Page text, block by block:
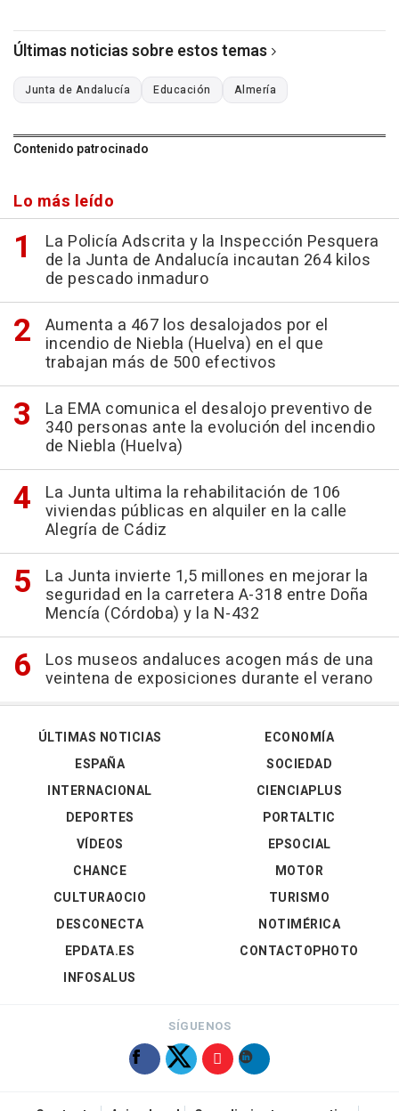
Últimas noticias sobre estos temas
Junta de Andalucía Educación Almería
Contenido patrocinado
Lo más leído
La Policía Adscrita y la Inspección Pesquera
de la Junta de Andalucía incautan 264 kilos
de pescado inmaduro
Aumenta a 467 los desalojados por el
incendio de Niebla (Huelva) en el que
trabajan más de 500 efectivos
La EMA comunica el desalojo preventivo de
340 personas ante la evolución del incendio
de Niebla (Huelva)
La Junta ultima la rehabilitación de 106
viviendas públicas en alquiler en la calle
Alegría de Cádiz
La Junta invierte 1,5 millones en mejorar la
seguridad en la carretera A-318 entre Doña
Mencía (Córdoba) y la N-432
Los museos andaluces acogen más de una
veintena de exposiciones durante el verano
ÚLTIMAS NOTICIAS
ESPAÑA
INTERNACIONAL
DEPORTES
VÍDEOS
ECONOMÍA
SOCIEDAD
CIENCIAPLUS
PORTALTIC
EPSOCIAL
CHANCE
CULTURAOCIO
DESCONECTA
EPDATA.ES
INFOSALUS
MOTOR
TURISMO
NOTIMÉRICA
CONTACTOPHOTO
SÍGUENOS